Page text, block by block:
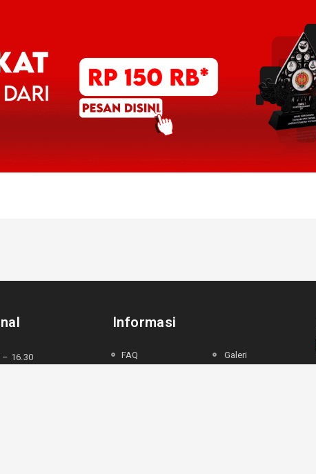
16.30
Informasi
FAQ
Galeri